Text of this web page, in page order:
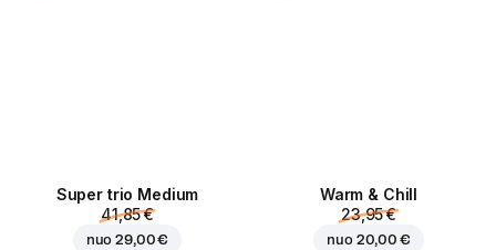
Super trio Medium
41,85 €
nuo29,00 €
Warm & Chill
23,95 €
nuo 20,00 €